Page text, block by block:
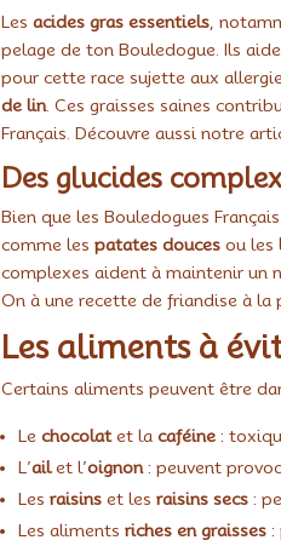
Lesacides gras essentiels ,
pelage de ton Bouledogue. Ils
pour cette race sujette aux
de lin. Ces graisses saines
Français. Découvre aussi notre
Des glucides
Bien que les Bouledogues
comme lespatates douces ou les
complexes aident à maintenir un
On à une recette de friandise à
Les aliments à
Certains aliments peuvent être
Lechocolatet lacaféine :
L’ailet l’oignon: peuvent
Lesraisins et lesraisins secs :
Les alimentsriches en graisses :